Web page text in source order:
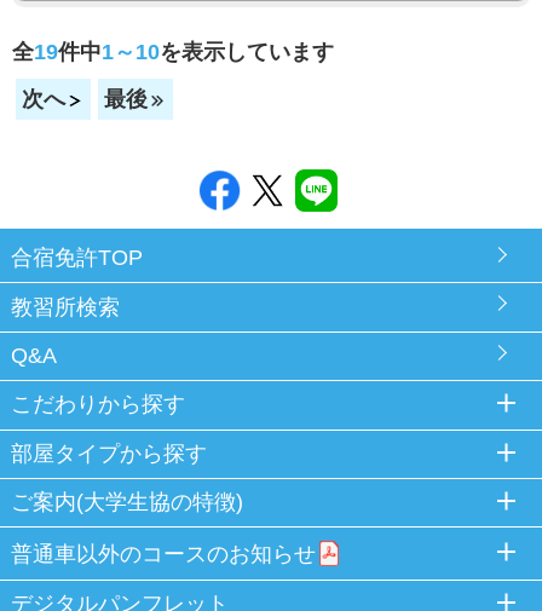
全19件中1～10を表示しています
次へ
最後
合宿免許TOP
教習所検索
Q&A
こだわりから探す
部屋タイプから探す
ご案内(大学生協の特徴)
普通車以外のコースのお知らせ
デジタルパンフレット